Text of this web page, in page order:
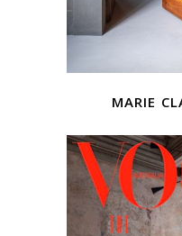
marie